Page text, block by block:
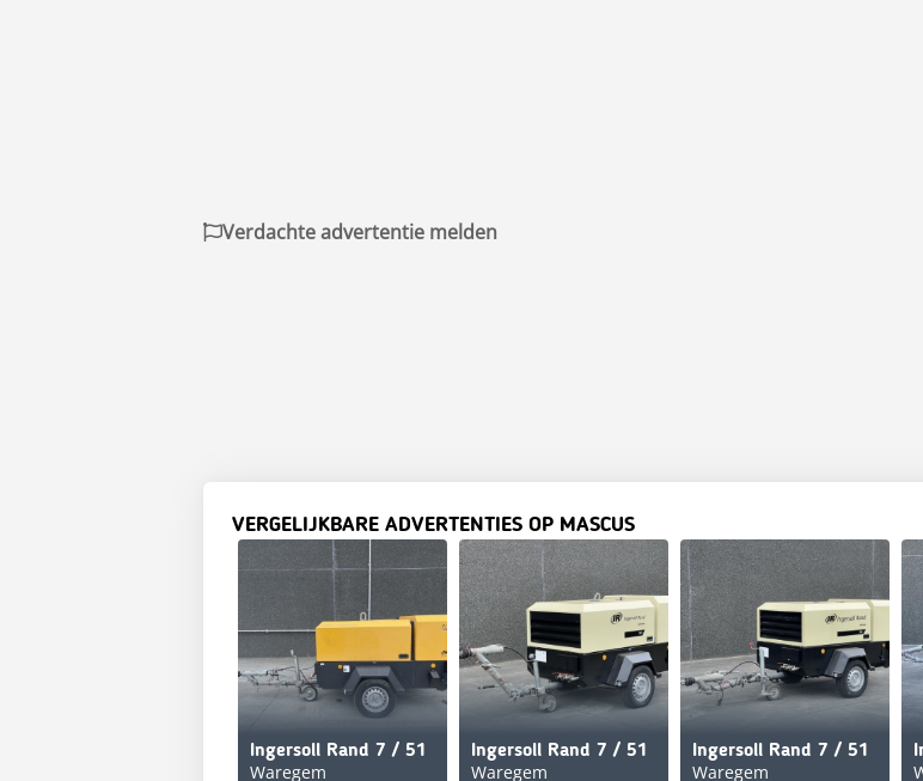
Verdachte advertentie melden
VERGELIJKBARE ADVERTENTIES OP MASCUS
Ingersoll Rand 7 / 51
Waregem
Ingersoll Rand 7 / 51
Waregem
Ingersoll Rand 7 / 51
Waregem